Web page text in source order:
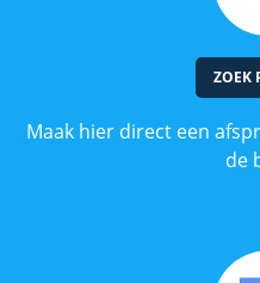
ZOEK
Maak hier direct een
de